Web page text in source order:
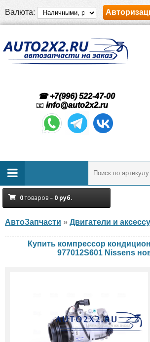
Валюта:
☎ +7(996) 522-47-00
📧 info@auto2x2.ru
0товаров – 0 руб.
АвтоЗапчасти » Двигатели и
Купить компрессор
977012S601 Nissens